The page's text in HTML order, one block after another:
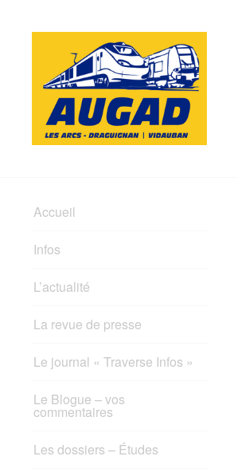
Accueil
Infos
L’actualité
La revue de presse
Le journal « Traverse Infos »
Le Blogue – vos
commentaires
Les dossiers – Études